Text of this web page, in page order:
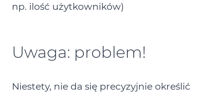
np. ilość użytkowników)
Uwaga: problem!
Niestety, nie da się precyzyjnie określić